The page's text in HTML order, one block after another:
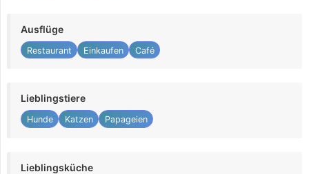
Ausflüge
Restaurant Einkaufen Café
Lieblingstiere
Hunde Katzen Papageien
Lieblingsküche